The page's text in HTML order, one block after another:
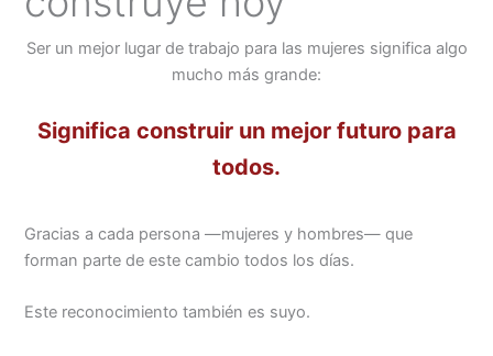
Ser un mejor lugar de trabajo para las mujeres significa algo
mucho más grande:
Significa construir un mejor futuro para
todos.
Gracias a cada persona —mujeres y hombres— que
forman parte de este cambio todos los días.
Este reconocimiento también es suyo.